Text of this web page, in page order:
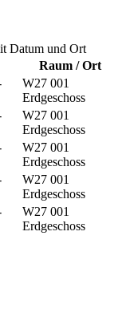
Datum und Ort
Raum / Ort
W27 001
Erdgeschoss
W27 001
Erdgeschoss
W27 001
Erdgeschoss
W27 001
Erdgeschoss
W27 001
Erdgeschoss